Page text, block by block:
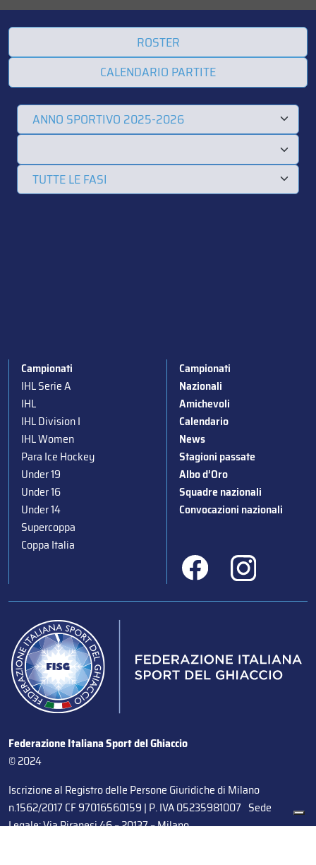
ROSTER
CALENDARIO PARTITE
Campionati
IHL Serie A
IHL
IHL Division I
IHL Women
Para Ice Hockey
Under 19
Under 16
Under 14
Supercoppa
Coppa Italia
Campionati
Nazionali
Amichevoli
Calendario
News
Stagioni passate
Albo d’Oro
Squadre nazionali
Convocazioni nazionali
Federazione Italiana Sport del Ghiaccio
© 2024
Iscrizione al Registro delle Persone Giuridiche di Milano
n.1562/2017 CF 97016560159 | P. IVA 05235981007 Sede
Legale: Via Piranesi 46 – 20137 – Milano